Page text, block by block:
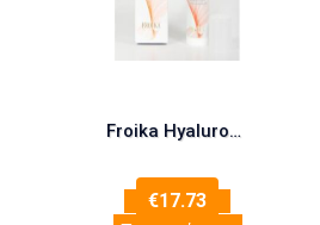
Froika Hyaluronic Silk Touch Anti Spot SPF50 40ml
€17.73